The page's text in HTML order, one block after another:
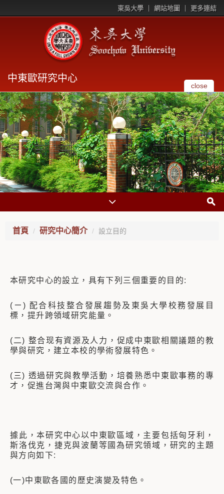
東吳大學 網站地圖 更多連結
中東歐研究中心
close
首頁 研究中心簡介 設立目的
本研究中心的設立，具有下列三個重要的目的:
(ㄧ) 配合科技整合發展趨勢及東吳大學校務發展目
標，提升跨領域研究能量。
(二) 整合现有資源及人力，促成中東歐相關議題的教
學與研究，建立本校的學術發展特色。
(三) 透過研究與教學活動，培養熟悉中東歐事務的專
才，促進台灣與中東歐交流與合作。
據此，本研究中心以中東歐區域，主要包括匈牙利，
斯洛伐克，捷克與波蘭等國為研究領域，研究的主題
與方向如下:
(一)中東歐各國的歷史演變及特色。